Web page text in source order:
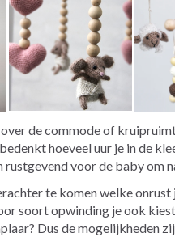
de commode of
hoeveel uur je in de
rustgevend voor de baby om
te komen welke
soort opwinding je ook
Dus de mogelijkheden